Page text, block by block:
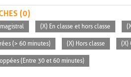
(0)
(X) En classe et hors classe
(> 60 minutes) (X) Hors classe (X)
(Entre 30 et 60 minutes)